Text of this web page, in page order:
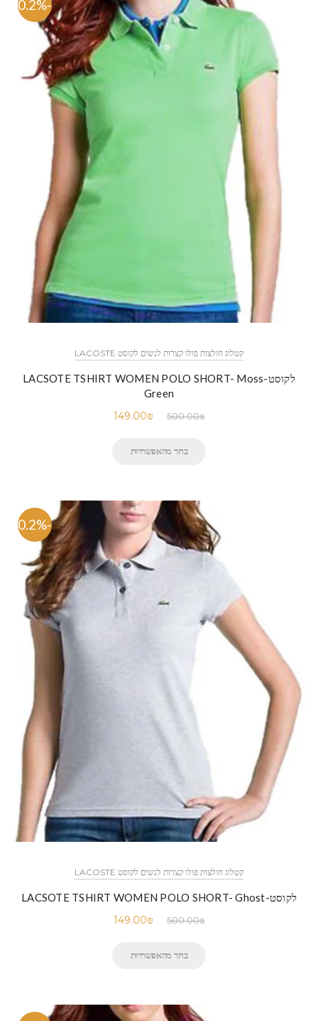
-70.2%
קטלוג חולצות פולו קצרות לנשים לקוסט LACOSTE
לקוסט-LACSOTE TSHIRT WOMEN POLO SHORT- Moss
Green
500.00₪
149.00₪
בחר מהאפשרויות
-70.2%
קטלוג חולצות פולו קצרות לנשים לקוסט LACOSTE
לקוסט-LACSOTE TSHIRT WOMEN POLO SHORT- Ghost
500.00₪
149.00₪
בחר מהאפשרויות